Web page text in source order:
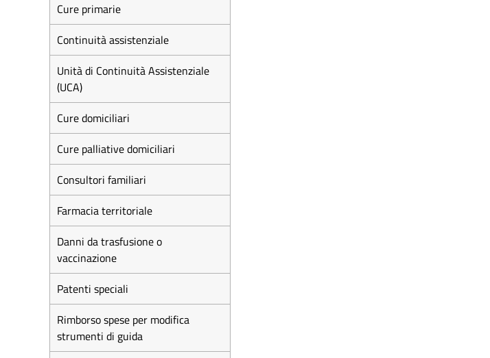
Cure primarie
Continuità assistenziale
Unità di Continuità Assistenziale
(UCA)
Cure domiciliari
Cure palliative domiciliari
Consultori familiari
Farmacia territoriale
Danni da trasfusione o
vaccinazione
Patenti speciali
Rimborso spese per modifica
strumenti di guida